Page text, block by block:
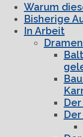
Warum
Bisherige
In Arbeit
Dramen